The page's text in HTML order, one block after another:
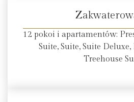
12 pokoi i apartamentów:
Suite, Suite, Suite
Treehouse